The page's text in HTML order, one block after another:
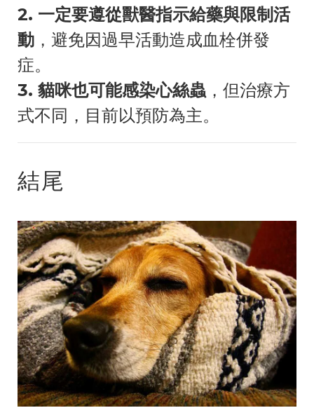
2. 一定要遵從獸醫指示給藥與限制活
動 ，避免因過早活動造成血栓併發
症。
3. 貓咪也可能感染心絲蟲 ，但治療方
式不同，目前以預防為主。
結尾